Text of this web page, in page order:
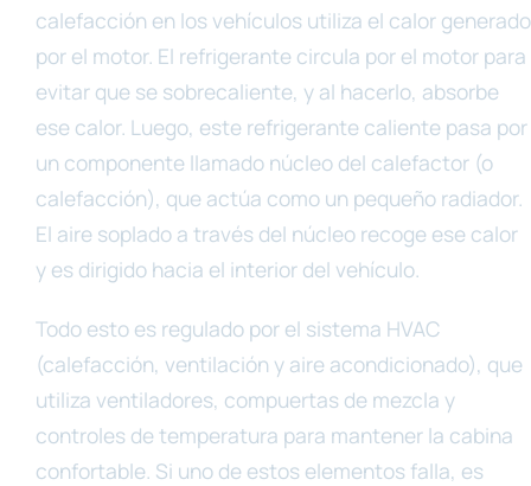
calefacción en los vehículos utiliza el calor generado
por el motor. El refrigerante circula por el motor para
evitar que se sobrecaliente, y al hacerlo, absorbe
ese calor. Luego, este refrigerante caliente pasa por
un componente llamado núcleo del calefactor (o
calefacción), que actúa como un pequeño radiador.
El aire soplado a través del núcleo recoge ese calor
y es dirigido hacia el interior del vehículo.
Todo esto es regulado por el sistema HVAC
(calefacción, ventilación y aire acondicionado), que
utiliza ventiladores, compuertas de mezcla y
controles de temperatura para mantener la cabina
confortable. Si uno de estos elementos falla, es